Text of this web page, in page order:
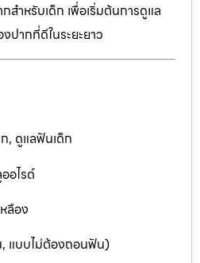
ำหรับเด็ก เพื่อเริ่มต้นการดูแล
ากที่ดีในระยะยาว
, ดูแลฟันเด็ก
อไรด์
ลือง
แบบไม่ต้องถอนฟัน)